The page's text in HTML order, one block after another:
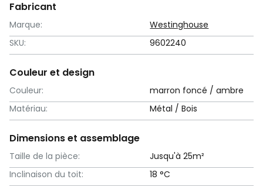
Fabricant
Marque:
Westinghouse
SKU:
9602240
Couleur et design
Couleur:
marron foncé / ambre
Matériau:
Métal / Bois
Dimensions et assemblage
Taille de la pièce:
Jusqu'à 25m²
Inclinaison du toit:
18 °C